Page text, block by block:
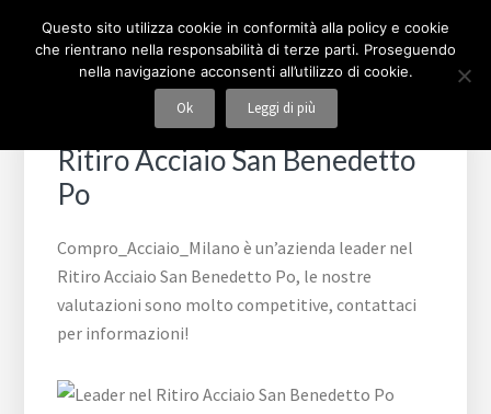
navigazione
COMPRO ACCIAIO MILANO
Ritiro Acciaio San Benedetto
Po
Compro_Acciaio_Milano è un’azienda leader nel
Ritiro Acciaio San Benedetto Po, le nostre
valutazioni sono molto competitive, contattaci
per informazioni!
Questo sito utilizza cookie in conformità alla policy e cookie
che rientrano nella responsabilità di terze parti. Proseguendo
nella navigazione acconsenti all’utilizzo di cookie.
Ok Leggi di più